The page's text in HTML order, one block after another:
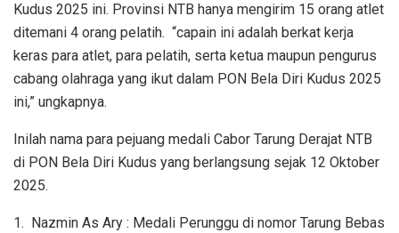
Kudus 2025 ini. Provinsi NTB hanya mengirim 15 orang atlet
ditemani 4 orang pelatih. “capain ini adalah berkat kerja
keras para atlet, para pelatih, serta ketua maupun pengurus
cabang olahraga yang ikut dalam PON Bela Diri Kudus 2025
ini,” ungkapnya.
Inilah nama para pejuang medali Cabor Tarung Derajat NTB
di PON Bela Diri Kudus yang berlangsung sejak 12 Oktober
2025.
1. Nazmin As Ary : Medali Perunggu di nomor Tarung Bebas